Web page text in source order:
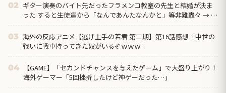
02 ギター演奏のバイト先だったフラメンコ教室の先生と結婚が決ま
った すると生徒達から「なんであんたなんかと」等非難轟々 → ど
03 海外の反応アニメ【逃げ上手の若君 第二期】第16話感想「中世の
戦いに戦車持ってきた奴がいるぞｗｗｗ」
04
【GAME】「セカンドチャンスを与えたゲーム」で大盛り上がり！
海外ゲーマー「5回挫折したけど神ゲーだった…」